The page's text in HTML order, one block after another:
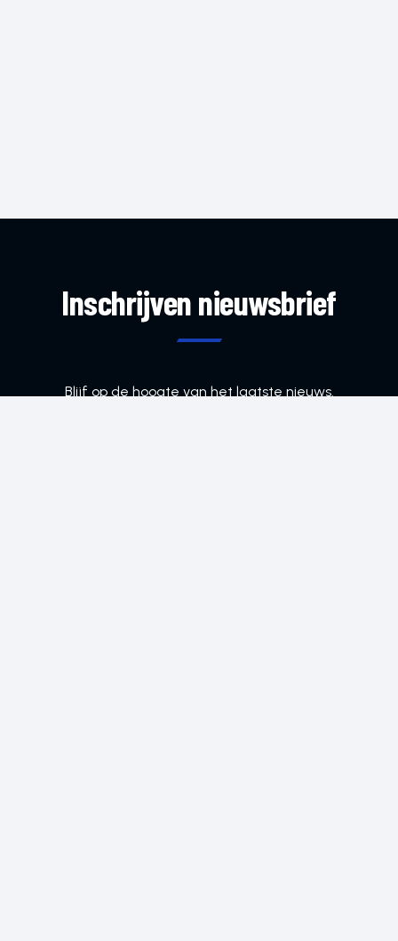
Inschrijven nieuwsbrief
Blijf op de hoogte van het laatste nieuws.